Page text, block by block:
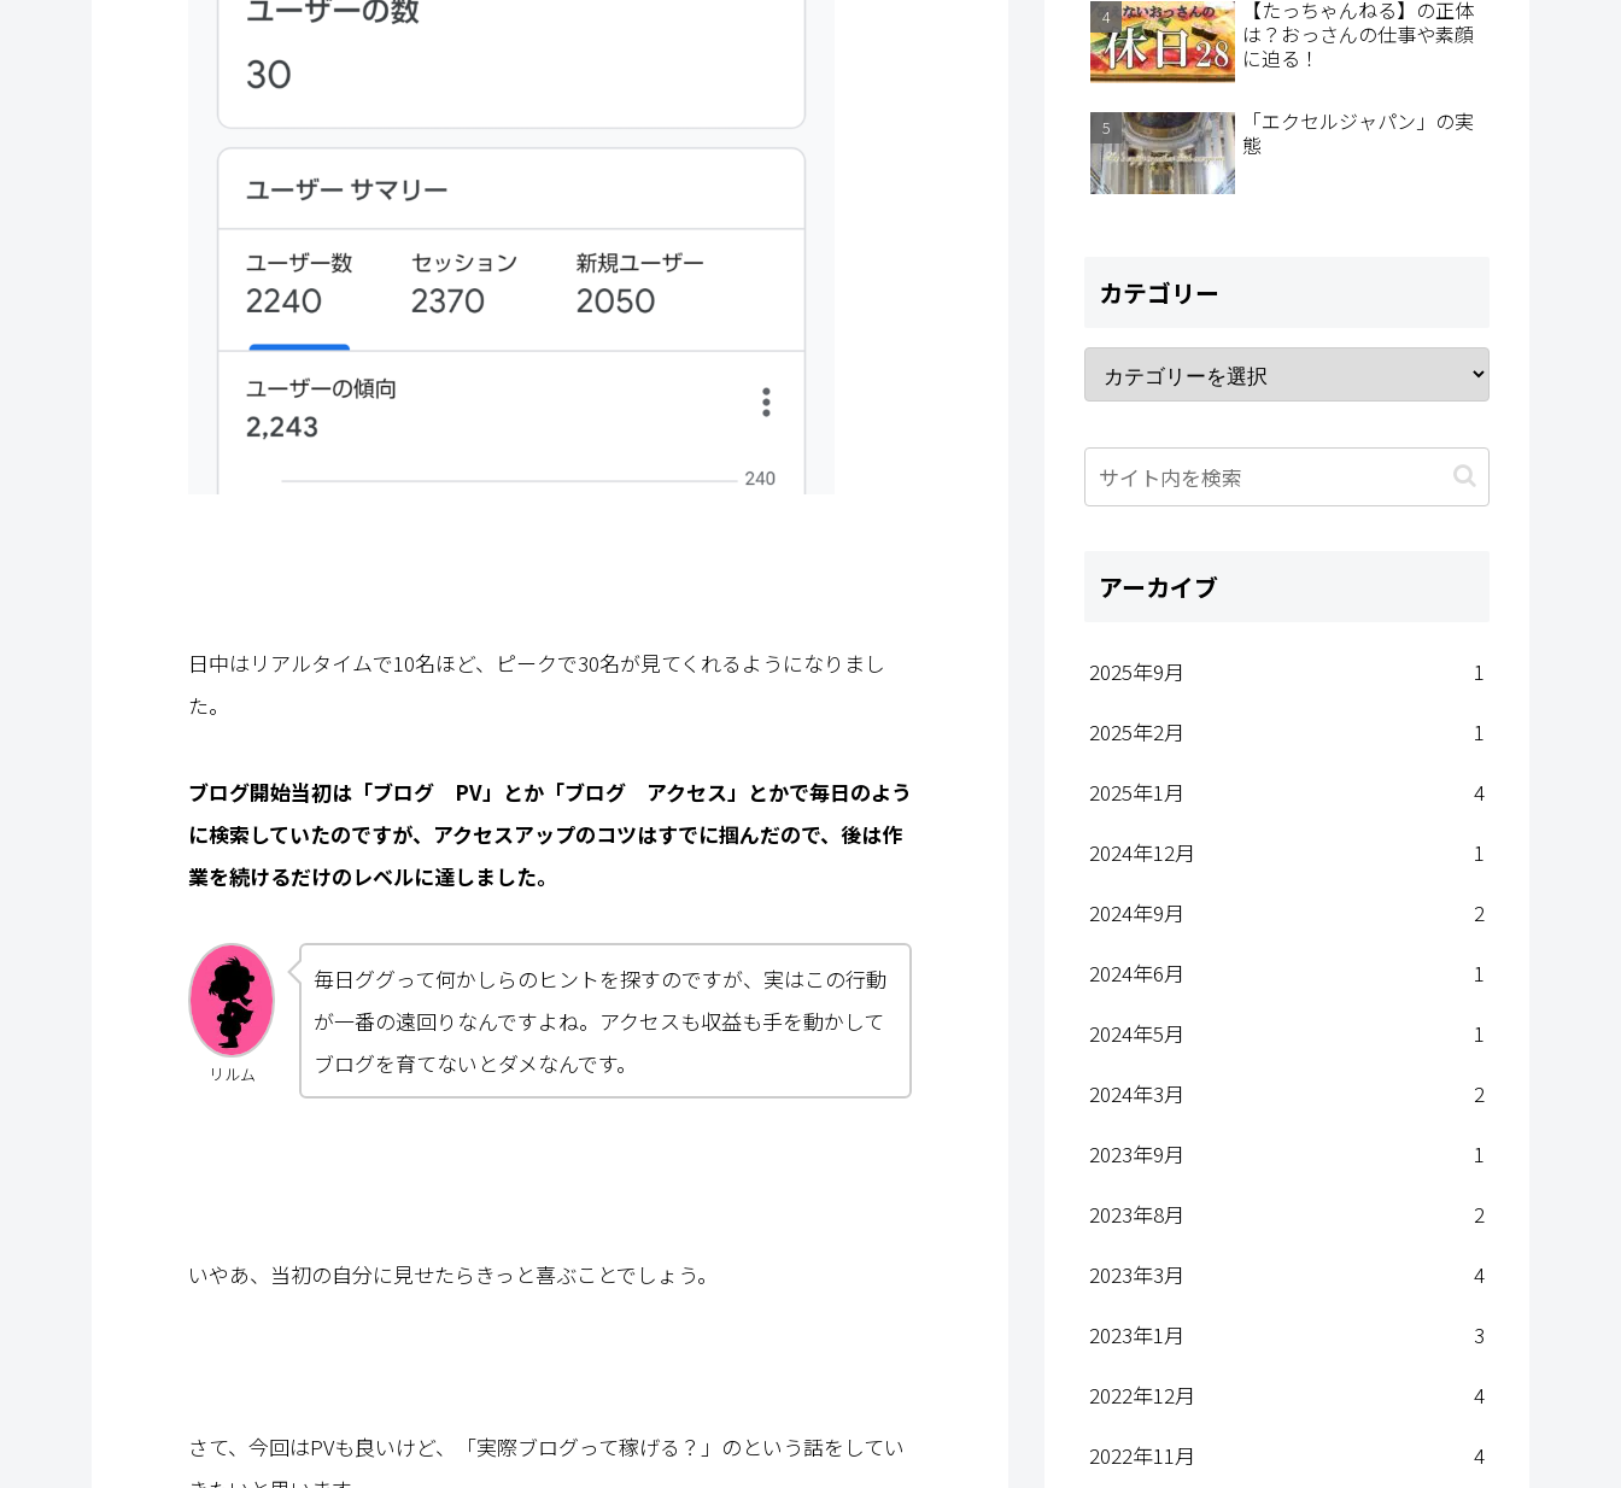
日中はリアルタイムで10名ほど、ピークで30名が見てくれるようになりまし
た。
ブログ開始当初は「ブログ PV」とか「ブログ アクセス」とかで毎日のよう
に検索していたのですが、アクセスアップのコツはすでに掴んだので、後は作
業を続けるだけのレベルに達しました。
リルム
毎日ググって何かしらのヒントを探すのですが、実はこの行動
が一番の遠回りなんですよね。アクセスも収益も手を動かして
ブログを育てないとダメなんです。
いやあ、当初の自分に見せたらきっと喜ぶことでしょう。
さて、今回はPVも良いけど、「実際ブログって稼げる？」のという話をしてい
【たっちゃんねる】の正体
は？おっさんの仕事や素顔
に迫る！
「エクセルジャパン」の実
態
カテゴリー
アーカイブ
2025年9月
1
2025年2月
1
2025年1月
4
2024年12月
1
2024年9月
2
2024年6月
1
2024年5月
1
2024年3月
2
2023年9月
1
2023年8月
2
2023年3月
4
2023年1月
3
2022年12月
4
2022年11月
4